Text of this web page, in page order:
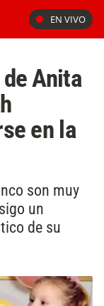
EN VIVO
Anita
en la
son muy
un
de su